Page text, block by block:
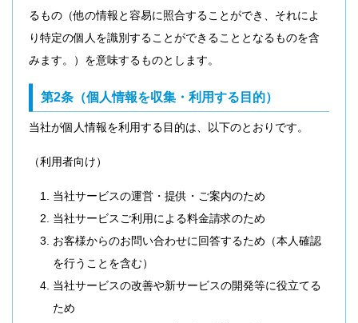
るもの（他の情報と容易に照合することができ、それによ
り特定の個人を識別することができることとなるものを含
みます。）を意味するものとします。
第2条（個人情報を収集・利用する目的）
当社が個人情報を利用する目的は、以下のとおりです。
（利用者向け）
当社サービスの運営・提供・ご案内のため
当社サービスご利用による料金請求のため
お客様からのお問い合わせに回答するため（本人確認
を行うことを含む）
当社サービスの改善や新サービスの開発等に役立てる
ため